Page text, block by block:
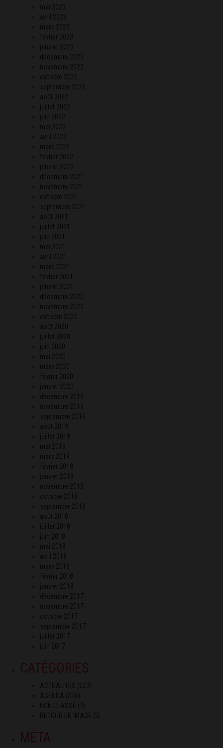
mai 2023
avril 2023
mars 2023
février 2023
janvier 2023
décembre 2022
novembre 2022
octobre 2022
septembre 2022
août 2022
juillet 2022
juin 2022
mai 2022
avril 2022
mars 2022
février 2022
janvier 2022
décembre 2021
novembre 2021
octobre 2021
septembre 2021
août 2021
juillet 2021
juin 2021
mai 2021
avril 2021
mars 2021
février 2021
janvier 2021
décembre 2020
novembre 2020
octobre 2020
août 2020
juillet 2020
juin 2020
mai 2020
mars 2020
février 2020
janvier 2020
décembre 2019
novembre 2019
septembre 2019
août 2019
juillet 2019
mai 2019
mars 2019
février 2019
janvier 2019
novembre 2018
octobre 2018
septembre 2018
août 2018
juillet 2018
juin 2018
mai 2018
avril 2018
mars 2018
février 2018
janvier 2018
décembre 2017
novembre 2017
octobre 2017
septembre 2017
juillet 2017
juin 2017
CATÉGORIES
ACTUALITÉS
(227)
AGENDA (256)
NON CLASSÉ (7)
RETOUR EN IMAGE (5)
MÉTA